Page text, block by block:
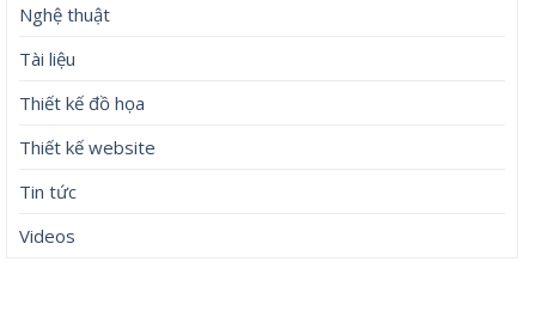
Nghệ thuật
Tài liệu
Thiết kế đồ họa
Thiết kế website
Tin tức
Videos